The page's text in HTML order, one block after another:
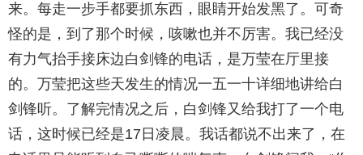
来。每走一步手都要抓东西，眼睛开始发黑了。可奇
怪的是，到了那个时候，咳嗽也并不厉害。我已经没
有力气抬手接床边白剑锋的电话，是万莹在厅里接
的。万莹把这些天发生的情况一五一十详细地讲给白
剑锋听。了解完情况之后，白剑锋又给我打了一个电
话，这时候已经是17日凌晨。我话都说不出来了，在